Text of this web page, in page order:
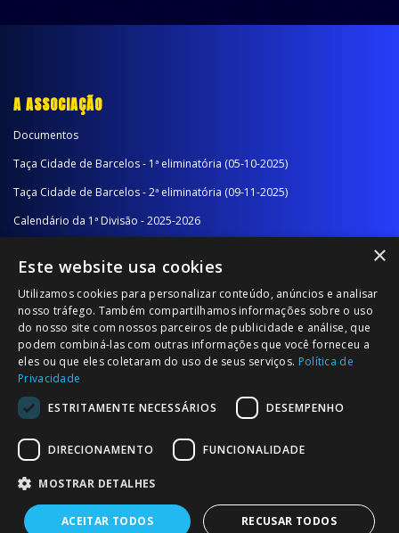
A ASSOCIAÇÃO
Documentos
Taça Cidade de Barcelos - 1ª eliminatória (05-10-2025)
Taça Cidade de Barcelos - 2ª eliminatória (09-11-2025)
Calendário da 1ª Divisão - 2025-2026
Calendário da 2ª Divisão - Série B - 2025-2026
Calendário da Época
NOTÍCIAS/COMUNICADOS
Notícias
Comunicados
© 2026 Associação Futebol Popular Barcelos
×
Este website usa cookies
Utilizamos cookies para personalizar conteúdo, anúncios e analisar
nosso tráfego. Também compartilhamos informações sobre o uso
do nosso site com nossos parceiros de publicidade e análise, que
podem combiná-las com outras informações que você forneceu a
eles ou que eles coletaram do uso de seus serviços. Política de
Privacidade
ESTRITAMENTE NECESSÁRIOS
DESEMPENHO
DIRECIONAMENTO FUNCIONALIDADE
MOSTRAR DETALHES
ACEITAR TODOS RECUSAR TODOS